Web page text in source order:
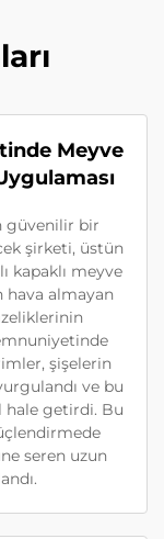
Meyve
güvenilir bir
şirketi, üstün
kapaklı meyve
hava almayan
şişelerin
ve bu
hale getirdi. Bu
seren uzun